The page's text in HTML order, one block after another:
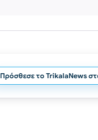
Πρόσθεσε το TrikalaNews